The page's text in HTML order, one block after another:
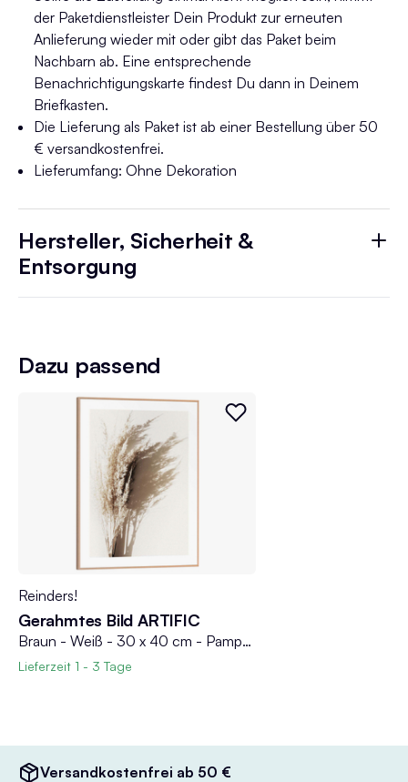
der Paketdienstleister Dein Produkt zur erneuten
Anlieferung wieder mit oder gibt das Paket beim
Nachbarn ab. Eine entsprechende
Benachrichtigungskarte findest Du dann in Deinem
Briefkasten.
Die Lieferung als Paket ist ab einer Bestellung über 50
€ versandkostenfrei.
Lieferumfang: Ohne Dekoration
Hersteller, Sicherheit &
Entsorgung
Dazu passend
Reinders!
Gerahmtes Bild ARTIFIC
Braun - Weiß - 30 x 40 cm - Pampasgras in der Sonne
Lieferzeit 1 - 3 Tage
Versandkostenfrei ab 50 €